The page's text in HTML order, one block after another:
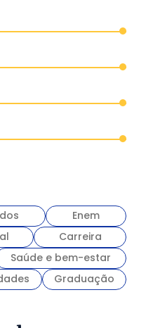
Enem
Carreira
Saúde e bem-estar
Graduação